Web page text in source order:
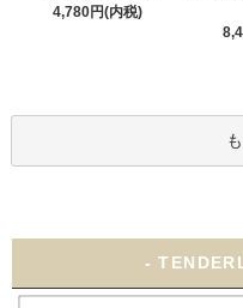
4,780円(内税)
-